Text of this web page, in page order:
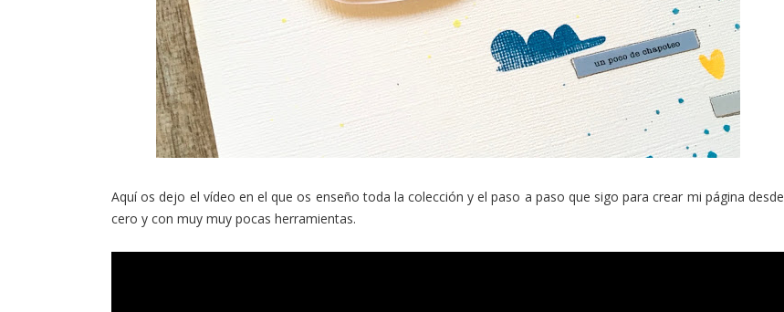
Aquí os dejo el vídeo en el que os enseño toda la colección y el paso a paso que sigo para crear mi página desde
cero y con muy muy pocas herramientas.